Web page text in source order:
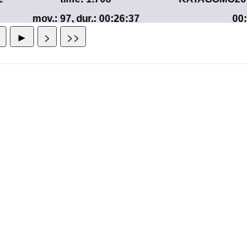
► > >>